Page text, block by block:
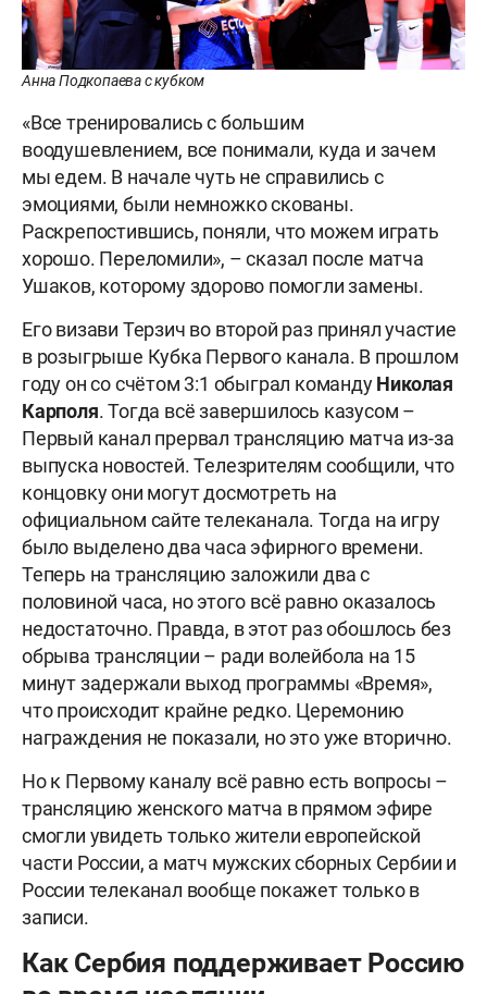
Анна Подкопаева с кубком
«Все тренировались с большим
воодушевлением, все понимали, куда и зачем
мы едем. В начале чуть не справились с
эмоциями, были немножко скованы.
Раскрепостившись, поняли, что можем играть
хорошо. Переломили», – сказал после матча
Ушаков, которому здорово помогли замены.
Его визави Терзич во второй раз принял участие
в розыгрыше Кубка Первого канала. В прошлом
году он со счётом 3:1 обыграл командуНиколая
Карполя. Тогда всё завершилось казусом –
Первый канал прервал трансляцию матча из-за
выпуска новостей. Телезрителям сообщили, что
концовку они могут досмотреть на
официальном сайте телеканала. Тогда на игру
было выделено два часа эфирного времени.
Теперь на трансляцию заложили два с
половиной часа, но этого всё равно оказалось
недостаточно. Правда, в этот раз обошлось без
обрыва трансляции – ради волейбола на 15
минут задержали выход программы «Время»,
что происходит крайне редко. Церемонию
награждения не показали, но это уже вторично.
Но к Первому каналу всё равно есть вопросы –
трансляцию женского матча в прямом эфире
смогли увидеть только жители европейской
части России, а матч мужских сборных Сербии и
России телеканал вообще покажет только в
записи.
Как Сербия поддерживает Россию